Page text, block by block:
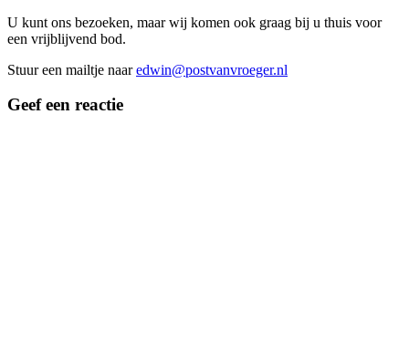
U kunt ons bezoeken, maar wij komen ook graag bij u thuis voor
een vrijblijvend bod.
Stuur een mailtje naaredwin@postvanvroeger.nl
Geef een reactie